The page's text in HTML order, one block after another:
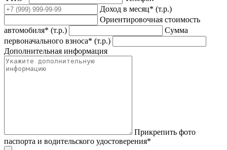
Доход в месяц* (т.р.)
Ориентировочная стоимость
автомобиля* (т.р.)
Сумма
первоначального взноса* (т.р.)
Дополнительная информация
Прикрепить фото
паспорта и водительского удостоверения*